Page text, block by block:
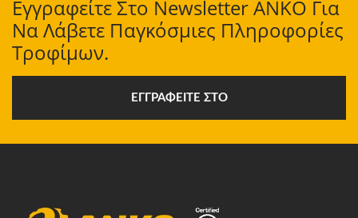
Εγγραφείτε Στο Newsletter ANKO Για
Να Λάβετε Παγκόσμιες Πληροφορίες
Τροφίμων.
ΕΓΓΡΑΦΕΊΤΕ ΣΤΟ